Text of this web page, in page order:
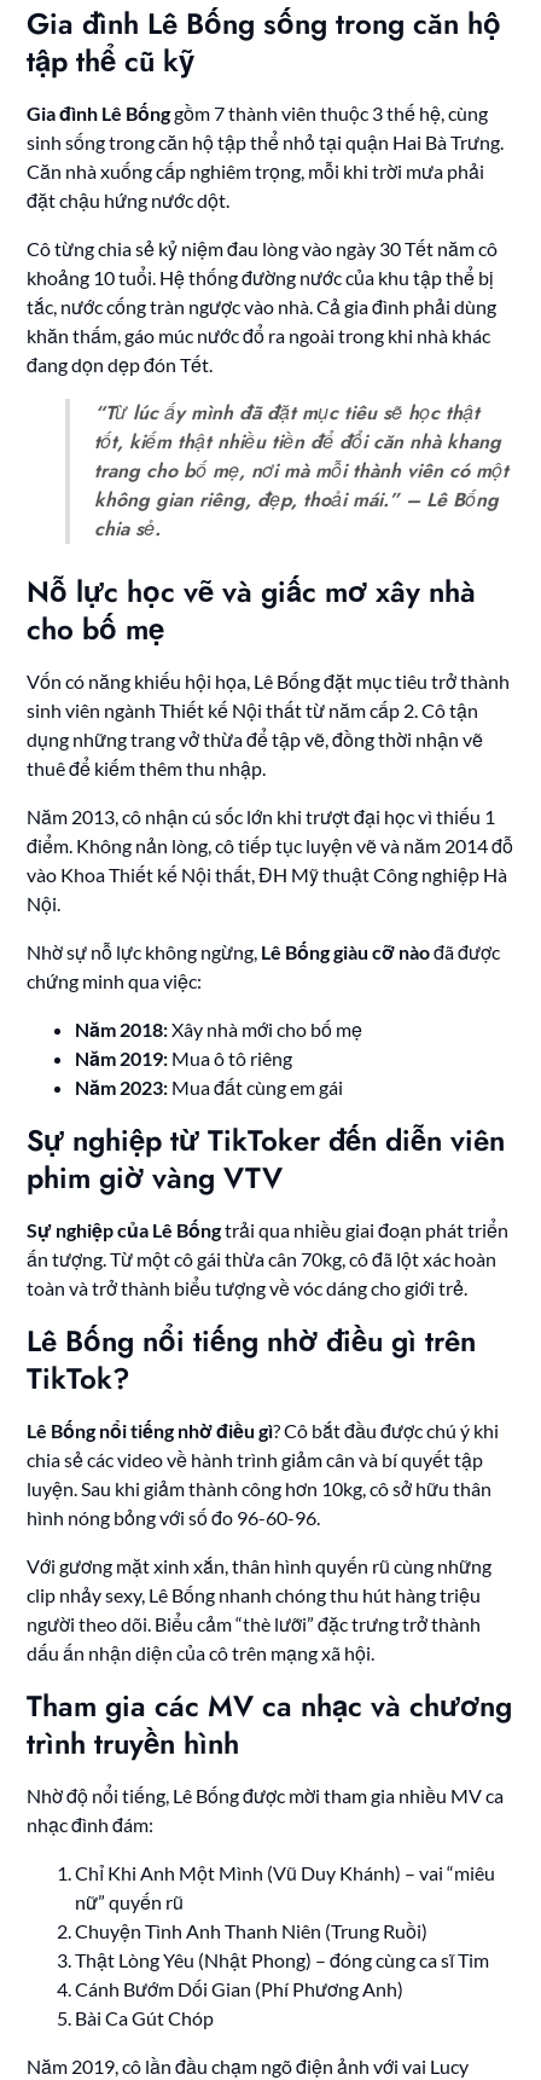
Gia đình Lê Bống sống trong căn hộ
tập thể cũ kỹ
Gia đình Lê Bốnggồm 7 thành viên thuộc 3 thế hệ, cùng
sinh sống trong căn hộ tập thể nhỏ tại quận Hai Bà Trưng.
Căn nhà xuống cấp nghiêm trọng, mỗi khi trời mưa phải
đặt chậu hứng nước dột.
Cô từng chia sẻ kỷ niệm đau lòng vào ngày 30 Tết năm cô
khoảng 10 tuổi. Hệ thống đường nước của khu tập thể bị
tắc, nước cống tràn ngược vào nhà. Cả gia đình phải dùng
khăn thấm, gáo múc nước đổ ra ngoài trong khi nhà khác
đang dọn dẹp đón Tết.
“Từ lúc ấy mình đã đặt mục tiêu sẽ học thật
tốt, kiếm thật nhiều tiền để đổi căn nhà khang
trang cho bố mẹ, nơi mà mỗi thành viên có một
không gian riêng, đẹp, thoải mái.” – Lê Bống
chia sẻ.
Nỗ lực học vẽ và giấc mơ xây nhà
cho bố mẹ
Vốn có năng khiếu hội họa, Lê Bống đặt mục tiêu trở thành
sinh viên ngành Thiết kế Nội thất từ năm cấp 2. Cô tận
dụng những trang vở thừa để tập vẽ, đồng thời nhận vẽ
thuê để kiếm thêm thu nhập.
Năm 2013, cô nhận cú sốc lớn khi trượt đại học vì thiếu 1
điểm. Không nản lòng, cô tiếp tục luyện vẽ và năm 2014 đỗ
vào Khoa Thiết kế Nội thất, ĐH Mỹ thuật Công nghiệp Hà
Nội.
Nhờ sự nỗ lực không ngừng, Lê Bống giàu cỡ nàođã được
chứng minh qua việc:
Năm 2018:Xây nhà mới cho bố mẹ
Năm 2019: Mua ô tô riêng
Năm 2023: Mua đất cùng em gái
Sự nghiệp từ TikToker đến diễn viên
phim giờ vàng VTV
Sự nghiệp của Lê Bốngtrải qua nhiều giai đoạn phát triển
ấn tượng. Từ một cô gái thừa cân 70kg, cô đã lột xác hoàn
toàn và trở thành biểu tượng về vóc dáng cho giới trẻ.
Lê Bống nổi tiếng nhờ điều gì trên
TikTok?
Lê Bống nổi tiếng nhờ điều gì? Cô bắt đầu được chú ý khi
chia sẻ các video về hành trình giảm cân và bí quyết tập
luyện. Sau khi giảm thành công hơn 10kg, cô sở hữu thân
hình nóng bỏng với số đo 96-60-96.
Với gương mặt xinh xắn, thân hình quyến rũ cùng những
clip nhảy sexy, Lê Bống nhanh chóng thu hút hàng triệu
người theo dõi. Biểu cảm “thè lưỡi” đặc trưng trở thành
dấu ấn nhận diện của cô trên mạng xã hội.
Tham gia các MV ca nhạc và chương
trình truyền hình
Nhờ độ nổi tiếng, Lê Bống được mời tham gia nhiều MV ca
nhạc đình đám:
Chỉ Khi Anh Một Mình (Vũ Duy Khánh) – vai “miêu
nữ” quyến rũ
Chuyện Tình Anh Thanh Niên (Trung Ruồi)
Thật Lòng Yêu (Nhật Phong) – đóng cùng ca sĩ Tim
Cánh Bướm Dối Gian (Phí Phương Anh)
Bài Ca Gút Chóp
Năm 2019, cô lần đầu chạm ngõ điện ảnh với vai Lucy